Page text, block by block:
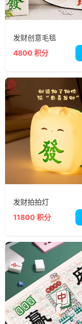
发财创意毛毯
4800 积分
发财拍拍灯
11800 积分